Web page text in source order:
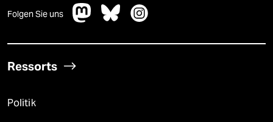
Folgen Sie uns
Ressorts
Politik